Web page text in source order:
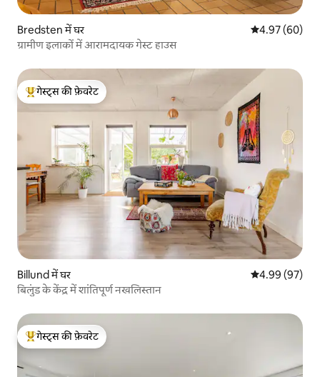
Bredsten में घर औसत रेटिंग 5 में
4.97 (60)
ग्रामीण इलाकों में आरामदायक गेस्ट हाउस
गेस्ट्स का टॉप फ़ेवरेट
गेस्ट्स की फ़ेवरेट
Billund में घर औसत रेटिंग 5 में
4.99 (97)
बिलुंड के केंद्र में शांतिपूर्ण नखलिस्तान
गेस्ट्स का टॉप फ़ेवरेट
गेस्ट्स की फ़ेवरेट